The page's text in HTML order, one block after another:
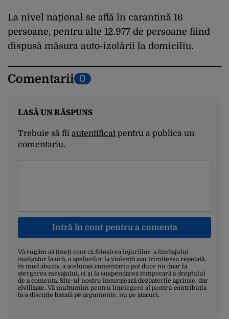
La nivel național se află în carantină 16
persoane, pentru alte 12.977 de persoane fiind
dispusă măsura auto-izolării la domiciliu.
Comentarii 0
LASĂ UN RĂSPUNS
Trebuie să fii autentificatpentru a publica un
comentariu.
Intră în cont pentru a comenta
Vă rugăm să țineți cont că folosirea injuriilor, a limbajului
instigator la ură, a apelurilor la violență sau trimiterea repetată,
în mod abuziv, a aceluiași comentariu pot duce nu doar la
ștergerea mesajului, ci și la suspendarea temporară a dreptului
de a comenta. Site-ul nostru încurajează dezbaterile aprinse, dar
civilizate. Vă mulțumim pentru înțelegere și pentru contribuția
la o discuție bazată pe argumente, nu pe atacuri.